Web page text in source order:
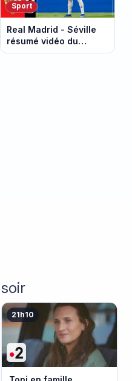
Sport
Real Madrid - Séville
résumé vidéo du
match. Victoire du Real
21h10